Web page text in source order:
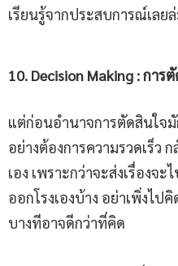
เรียนรู้จากประสบการณ์เลย
10. Decision Making :การ
แต่ก่อนอำนาจการตัดสินใจ
อย่างต้องการความรวดเร็ว
เอง เพราะกว่าจะส่งเรื่องจ
ออกโรงเองบ้าง อย่าเพิ่งไ
บางทีอาจดีกว่าที่คิด